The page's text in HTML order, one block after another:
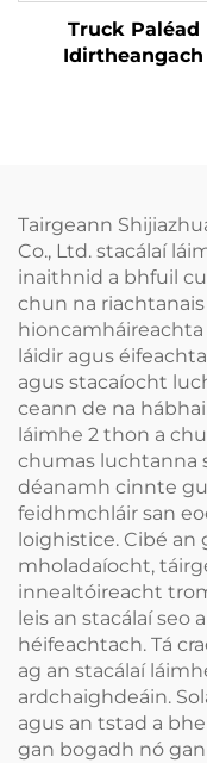
Truck Paléad
Idirtheangach
Tairgeann
Co., Ltd. stacálaí
inaithnid a bhfuil
chun na
láidir agus
agus stacaíocht
ceann de na
láimhe 2 thon a
chumas luchtanna
déanamh cinnte
feidhmchláir san
loighistice. Cibé
mholadaíocht,
innealtóireacht
leis an stacálaí seo
héifeachtach. Tá
ag an stacálaí
ardchaighdeáin.
agus an tstad a
gan bogadh nó